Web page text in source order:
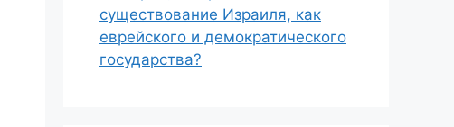
существование Израиля, как
еврейского и демократического
государства?